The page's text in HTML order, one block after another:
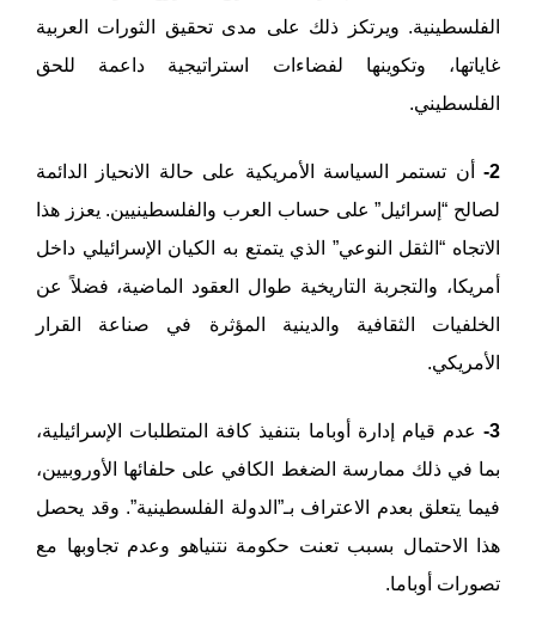
الفلسطينية. ويرتكز ذلك على مدى تحقيق الثورات العربية
غاياتها، وتكوينها لفضاءات استراتيجية داعمة للحق
الفلسطيني.
2-
أن تستمر السياسة الأمريكية على حالة الانحياز الدائمة
لصالح “إسرائيل” على حساب العرب والفلسطينيين. يعزز هذا
الاتجاه “الثقل النوعي” الذي يتمتع به الكيان الإسرائيلي داخل
أمريكا، والتجربة التاريخية طوال العقود الماضية، فضلاً عن
الخلفيات الثقافية والدينية المؤثرة في صناعة القرار
الأمريكي.
3-
عدم قيام إدارة أوباما بتنفيذ كافة المتطلبات الإسرائيلية،
بما في ذلك ممارسة الضغط الكافي على حلفائها الأوروبيين،
فيما يتعلق بعدم الاعتراف بـ”الدولة الفلسطينية”. وقد يحصل
هذا الاحتمال بسبب تعنت حكومة نتنياهو وعدم تجاوبها مع
تصورات أوباما.